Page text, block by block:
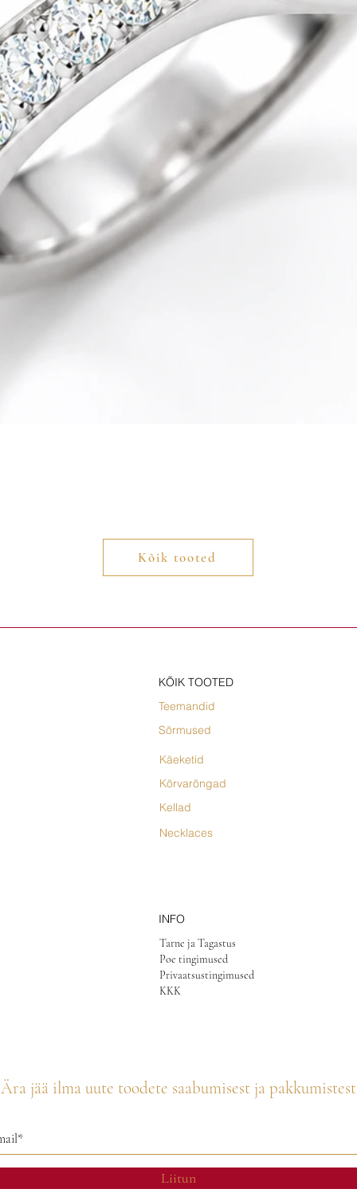
Kõik tooted
KÕIK TOOTED
Teemandid
Sõrmused
Käeketid
Kõrvarõngad
Kellad
Necklaces
INFO
Tarne ja Tagastus
Poe tingimused
Privaatsustingimused
KKK
Ära jää ilma uute toodete saabumisest ja pakkumistest
Liitun